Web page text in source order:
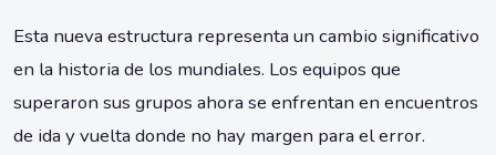
Esta nueva estructura representa un cambio significativo
en la historia de los mundiales. Los equipos que
superaron sus grupos ahora se enfrentan en encuentros
de ida y vuelta donde no hay margen para el error.